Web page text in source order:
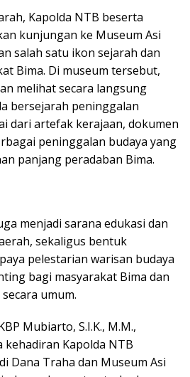
Kapolda NTB beserta
kunjungan ke Museum Asi
salah satu ikon sejarah dan
Bima. Di museum tersebut,
melihat secara langsung
bersejarah peninggalan
dari artefak kerajaan, dokumen
peninggalan budaya yang
panjang peradaban Bima.
menjadi sarana edukasi dan
sekaligus bentuk
pelestarian warisan budaya
bagi masyarakat Bima dan
umum.
Mubiarto, S.I.K., M.M.,
kehadiran Kapolda NTB
Dana Traha dan Museum Asi